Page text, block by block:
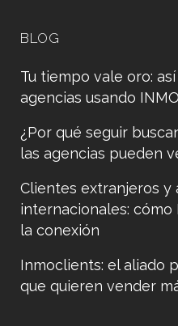
BLOG
Tu tiempo vale oro:
agencias usando
¿Por qué seguir
las agencias pueden
Clientes extranjeros y
internacionales: cómo
la conexión
Inmoclients: el aliado
que quieren vender